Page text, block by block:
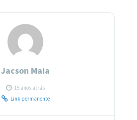
Jacson Maia
15 anos atrás
Link permanente